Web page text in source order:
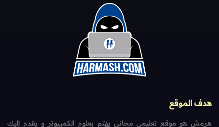
هدف الموقع
هرمش هو موقع تعليمي مجاني يهتم بعلوم الكمبيوتر و يقدم إليك